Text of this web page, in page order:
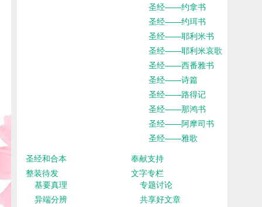
圣经——约拿书
圣经——约珥书
圣经——耶利米书
圣经——耶利米哀歌
圣经——西番雅书
圣经——诗篇
圣经——路得记
圣经——那鸿书
圣经——阿摩司书
圣经——雅歌
圣经和合本
奉献支持
整装待发
基要真理
异端分辨
文字专栏
专题讨论
共享好文章